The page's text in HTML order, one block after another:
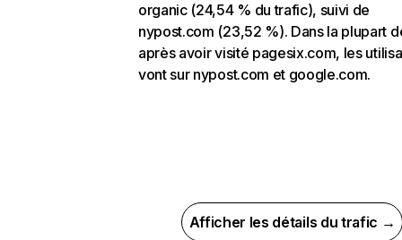
organic (24,54 % du trafic), suivi de
nypost.com (23,52 %). Dans la plupart
après avoir visité pagesix.com, les
vont sur nypost.com et google.com.
Afficher les détails du trafic →